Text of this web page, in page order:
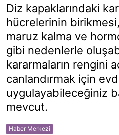
Diz kapaklarındaki
hücrelerinin birikmesi,
maruz kalma ve
gibi nedenlerle
kararmaların rengini
canlandırmak için
uygulayabileceğiniz
mevcut.
Haber Merkezi